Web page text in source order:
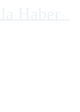
Haber